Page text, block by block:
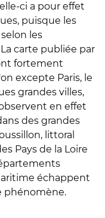
ci a pour effet
puisque les
les
La carte publiée par
fortement
excepte Paris, le
grandes villes,
en effet
des grandes
littoral
Pays de la Loire
échappent
phénomène.